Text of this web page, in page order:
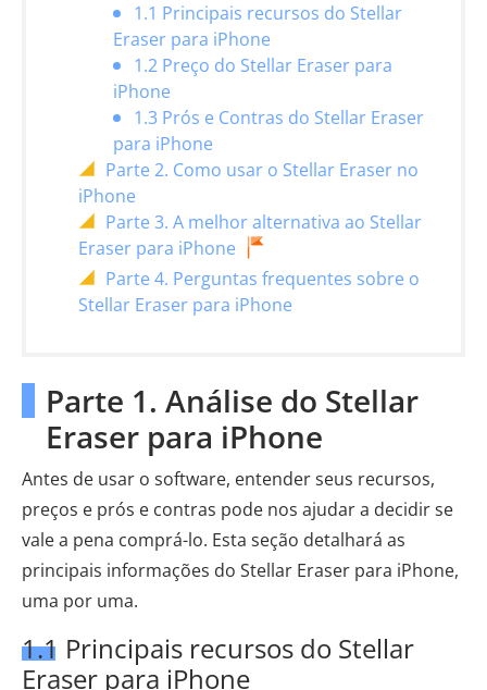
1.1 Principais recursos do Stellar
Eraser para iPhone
1.2 Preço do Stellar Eraser para
iPhone
1.3 Prós e Contras do Stellar Eraser
para iPhone
Parte 2. Como usar o Stellar Eraser no
iPhone
Parte 3. A melhor alternativa ao Stellar
Eraser para iPhone
Parte 4. Perguntas frequentes sobre o
Stellar Eraser para iPhone
Parte 1. Análise do Stellar
Eraser para iPhone
Antes de usar o software, entender seus recursos,
preços e prós e contras pode nos ajudar a decidir se
vale a pena comprá-lo. Esta seção detalhará as
principais informações do Stellar Eraser para iPhone,
uma por uma.
1.1 Principais recursos do Stellar
Eraser para iPhone